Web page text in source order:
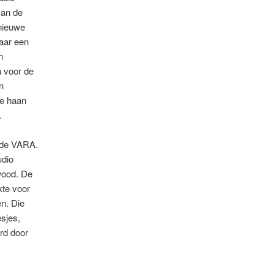
de
een
voor de
haan
VARA.
De
voor
Die
door